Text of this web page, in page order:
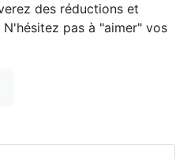
des réductions et
pas à "aimer" vos